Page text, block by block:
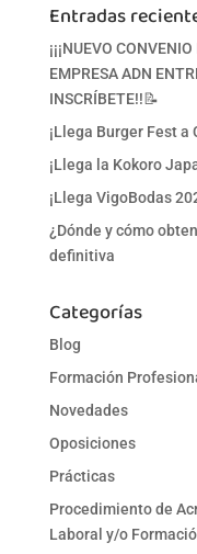
Entradas
¡¡¡NUEVO
EMPRESA ADN
INSCRÍBETE!!📝
¡Llega Burger Fest a
¡Llega la Kokoro
¡Llega VigoBodas
¿Dónde y cómo
definitiva
Categorías
Blog
Formación
Novedades
Oposiciones
Prácticas
Procedimiento de
Laboral y/o